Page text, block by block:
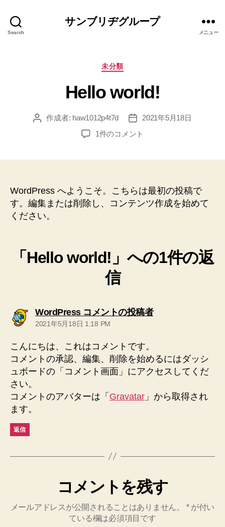
Search
サンブリヂグループ
メニュー
カ
ゴ
リ
未分類
Hello world!
投
作成者: haw1012p4t7d
投
稿
日
2021年5月18日
Hello
1件のコメント
WordPress へようこそ。こちらは最初の投稿で
す。編集または削除し、コンテンツ作成を始めて
ください。
「Hello world!」への1件の返
信
WordPress コメントの投稿者の
2021年5月18日 1:18 PM
こんにちは、これはコメントです。
コメントの承認、編集、削除を始めるにはダッシ
ュボードの「コメント画面」にアクセスしてくだ
さい。
コメントのアバターは「 Gravatar 」から取得され
ます。
返信
コメントを残す
メールアドレスが公開されることはありません。 *が付い
ている欄は必須項目です